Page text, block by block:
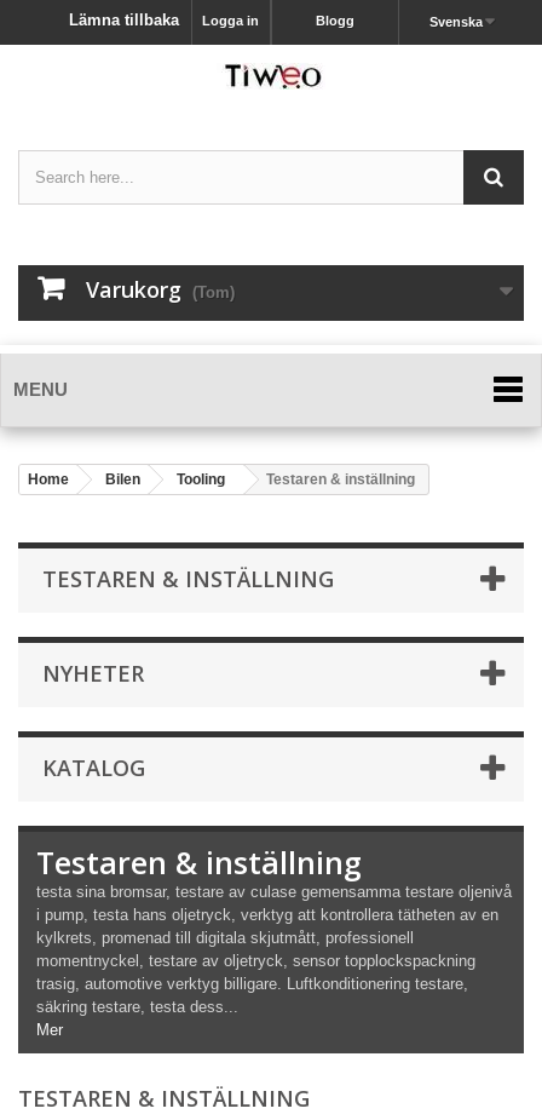
Svenska
Blogg
Logga in
Lämna tillbaka
Varukorg (Tom)
MENU
Home Bilen Tooling Testaren & inställning
TESTAREN & INSTÄLLNING
NYHETER
KATALOG
Testaren & inställning
testa sina bromsar, testare av culase gemensamma testare oljenivå
i pump, testa hans oljetryck, verktyg att kontrollera tätheten av en
kylkrets, promenad till digitala skjutmått, professionell
momentnyckel, testare av oljetryck, sensor topplockspackning
trasig, automotive verktyg billigare. Luftkonditionering testare,
säkring testare, testa dess...
Mer
TESTAREN & INSTÄLLNING